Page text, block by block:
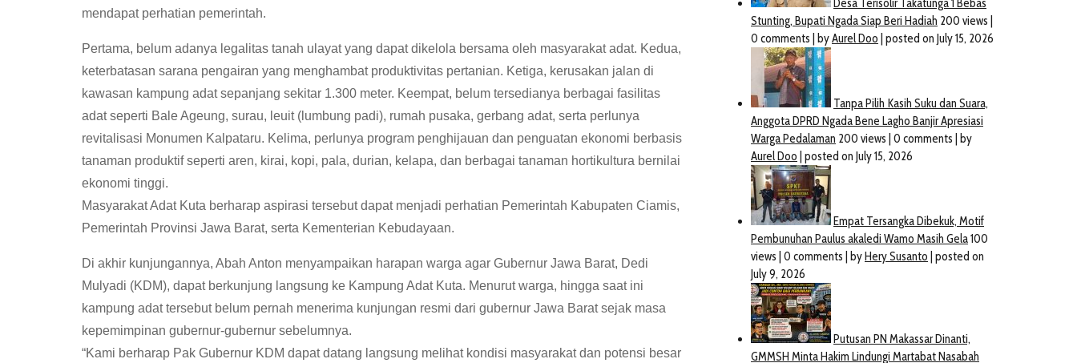
mendapat perhatian pemerintah.
Pertama, belum adanya legalitas tanah ulayat yang dapat dikelola bersama oleh masyarakat adat. Kedua,
keterbatasan sarana pengairan yang menghambat produktivitas pertanian. Ketiga, kerusakan jalan di
kawasan kampung adat sepanjang sekitar 1.300 meter. Keempat, belum tersedianya berbagai fasilitas
adat seperti Bale Ageung, surau, leuit (lumbung padi), rumah pusaka, gerbang adat, serta perlunya
revitalisasi Monumen Kalpataru. Kelima, perlunya program penghijauan dan penguatan ekonomi berbasis
tanaman produktif seperti aren, kirai, kopi, pala, durian, kelapa, dan berbagai tanaman hortikultura bernilai
ekonomi tinggi.
Masyarakat Adat Kuta berharap aspirasi tersebut dapat menjadi perhatian Pemerintah Kabupaten Ciamis,
Pemerintah Provinsi Jawa Barat, serta Kementerian Kebudayaan.
Di akhir kunjungannya, Abah Anton menyampaikan harapan warga agar Gubernur Jawa Barat, Dedi
Mulyadi (KDM), dapat berkunjung langsung ke Kampung Adat Kuta. Menurut warga, hingga saat ini
kampung adat tersebut belum pernah menerima kunjungan resmi dari gubernur Jawa Barat sejak masa
kepemimpinan gubernur-gubernur sebelumnya.
“Kami berharap Pak Gubernur KDM dapat datang langsung melihat kondisi masyarakat dan potensi besar